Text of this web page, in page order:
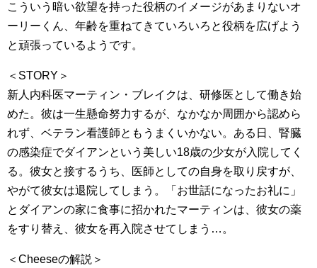
こういう暗い欲望を持った役柄のイメージがあまりないオ
ーリーくん、年齢を重ねてきていろいろと役柄を広げよう
と頑張っているようです。
＜STORY＞
新人内科医マーティン・ブレイクは、研修医として働き始
めた。彼は一生懸命努力するが、なかなか周囲から認めら
れず、ベテラン看護師ともうまくいかない。ある日、腎臓
の感染症でダイアンという美しい18歳の少女が入院してく
る。彼女と接するうち、医師としての自身を取り戻すが、
やがて彼女は退院してしまう。「お世話になったお礼に」
とダイアンの家に食事に招かれたマーティンは、彼女の薬
をすり替え、彼女を再入院させてしまう…。
＜Cheeseの解説＞